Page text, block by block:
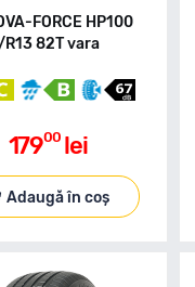
FORCE HP100
82T vara
17900 lei
Adaugă în coș